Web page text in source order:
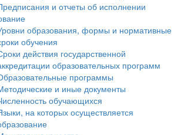
и отчеты об исполнении
образования, формы и нормативные
обучения
действия государственной
образовательных программ
программы
и иные документы
обучающихся
на которых осуществляется